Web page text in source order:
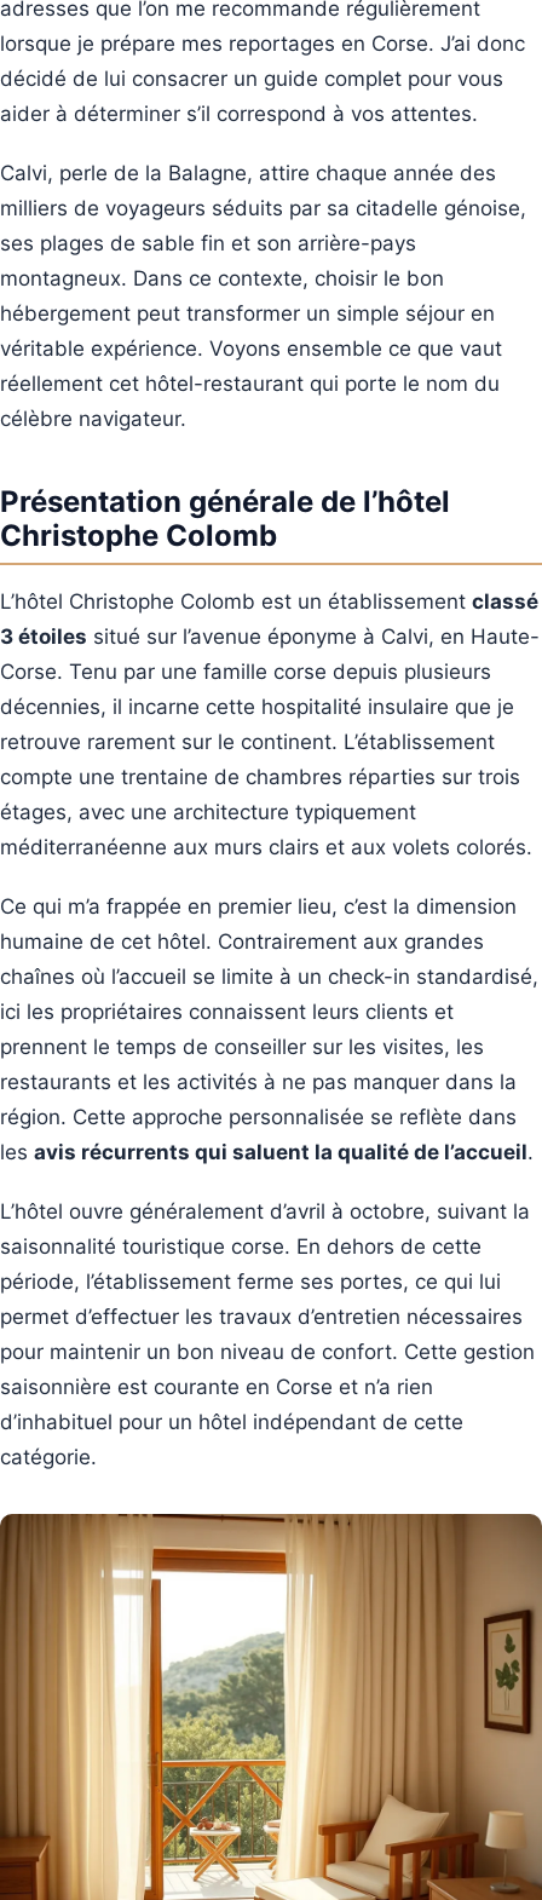
adresses que l’on me recommande régulièrement
lorsque je prépare mes reportages en Corse. J’ai donc
décidé de lui consacrer un guide complet pour vous
aider à déterminer s’il correspond à vos attentes.
Calvi, perle de la Balagne, attire chaque année des
milliers de voyageurs séduits par sa citadelle génoise,
ses plages de sable fin et son arrière-pays
montagneux. Dans ce contexte, choisir le bon
hébergement peut transformer un simple séjour en
véritable expérience. Voyons ensemble ce que vaut
réellement cet hôtel-restaurant qui porte le nom du
célèbre navigateur.
Présentation générale de l’hôtel
Christophe Colomb
L’hôtel Christophe Colomb est un établissement classé
3 étoiles situé sur l’avenue éponyme à Calvi, en Haute-
Corse. Tenu par une famille corse depuis plusieurs
décennies, il incarne cette hospitalité insulaire que je
retrouve rarement sur le continent. L’établissement
compte une trentaine de chambres réparties sur trois
étages, avec une architecture typiquement
méditerranéenne aux murs clairs et aux volets colorés.
Ce qui m’a frappée en premier lieu, c’est la dimension
humaine de cet hôtel. Contrairement aux grandes
chaînes où l’accueil se limite à un check-in standardisé,
ici les propriétaires connaissent leurs clients et
prennent le temps de conseiller sur les visites, les
restaurants et les activités à ne pas manquer dans la
région. Cette approche personnalisée se reflète dans
les avis récurrents qui saluent la qualité de l’accueil.
L’hôtel ouvre généralement d’avril à octobre, suivant la
saisonnalité touristique corse. En dehors de cette
période, l’établissement ferme ses portes, ce qui lui
permet d’effectuer les travaux d’entretien nécessaires
pour maintenir un bon niveau de confort. Cette gestion
saisonnière est courante en Corse et n’a rien
d’inhabituel pour un hôtel indépendant de cette
catégorie.